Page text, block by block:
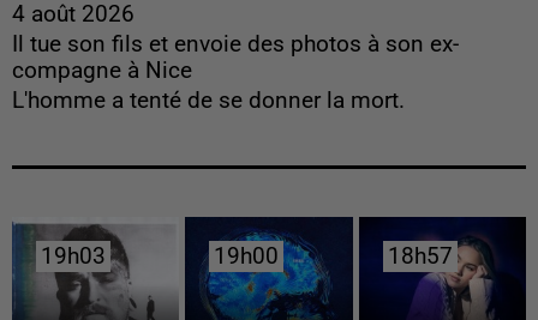
4 août 2026
Il tue son fils et envoie des photos à son ex-
compagne à Nice
L'homme a tenté de se donner la mort.
19h03
19h03 19h00
19h00 18h57
18h57